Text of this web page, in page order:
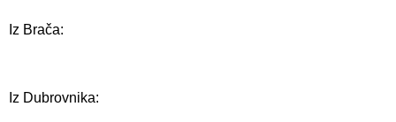
Iz Brača:
Iz Dubrovnika: